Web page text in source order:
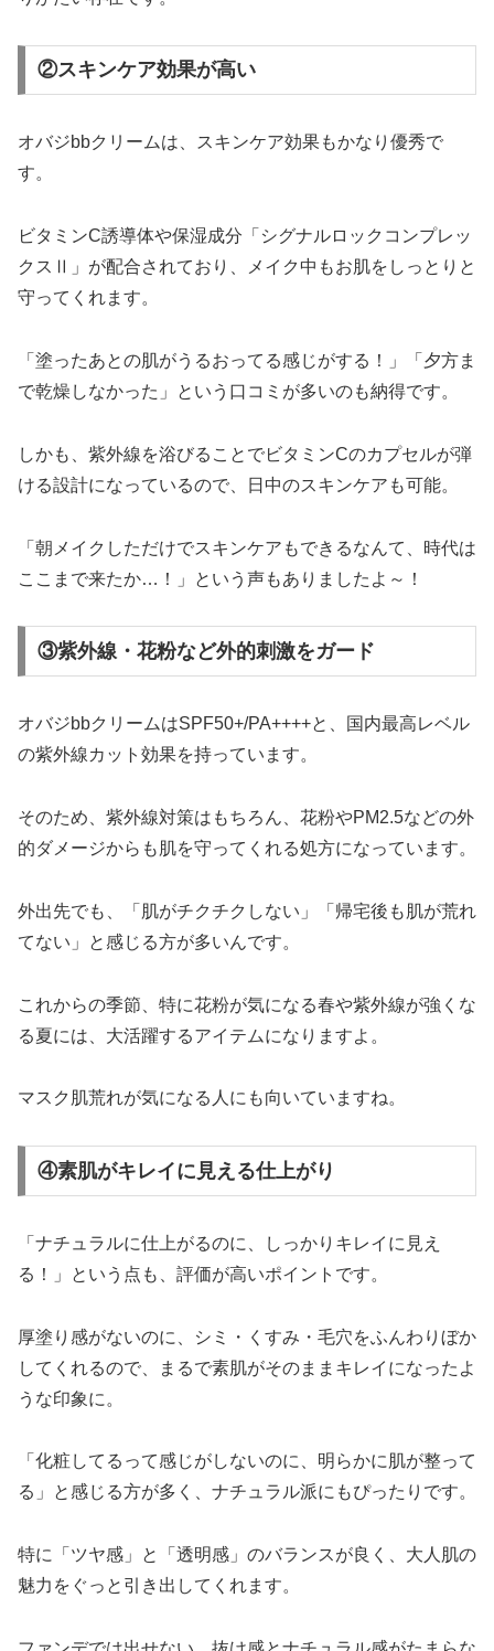
②スキンケア効果が高い
オバジbbクリームは、スキンケア効果もかなり優秀で
す。
ビタミンC誘導体や保湿成分「シグナルロックコンプレッ
クスⅡ」が配合されており、メイク中もお肌をしっとりと
守ってくれます。
「塗ったあとの肌がうるおってる感じがする！」「夕方ま
で乾燥しなかった」という口コミが多いのも納得です。
しかも、紫外線を浴びることでビタミンCのカプセルが弾
ける設計になっているので、日中のスキンケアも可能。
「朝メイクしただけでスキンケアもできるなんて、時代は
ここまで来たか…！」という声もありましたよ～！
③紫外線・花粉など外的刺激をガード
オバジbbクリームはSPF50+/PA++++と、国内最高レベル
の紫外線カット効果を持っています。
そのため、紫外線対策はもちろん、花粉やPM2.5などの外
的ダメージからも肌を守ってくれる処方になっています。
外出先でも、「肌がチクチクしない」「帰宅後も肌が荒れ
てない」と感じる方が多いんです。
これからの季節、特に花粉が気になる春や紫外線が強くな
る夏には、大活躍するアイテムになりますよ。
マスク肌荒れが気になる人にも向いていますね。
④素肌がキレイに見える仕上がり
「ナチュラルに仕上がるのに、しっかりキレイに見え
る！」という点も、評価が高いポイントです。
厚塗り感がないのに、シミ・くすみ・毛穴をふんわりぼか
してくれるので、まるで素肌がそのままキレイになったよ
うな印象に。
「化粧してるって感じがしないのに、明らかに肌が整って
る」と感じる方が多く、ナチュラル派にもぴったりです。
特に「ツヤ感」と「透明感」のバランスが良く、大人肌の
魅力をぐっと引き出してくれます。